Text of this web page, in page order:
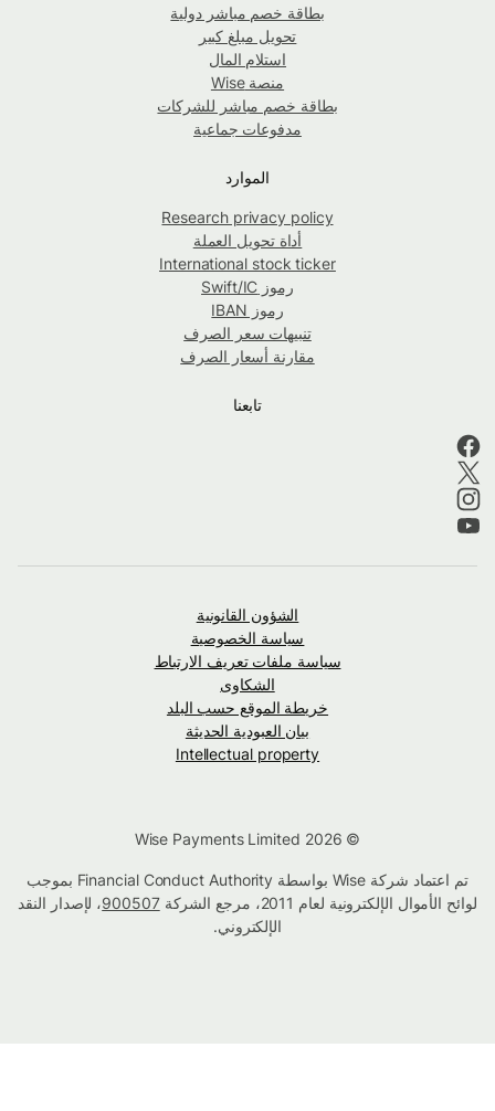
بطاقة خصم مباشر دولية
تحويل مبلغ كبير
استلام المال
منصة Wise
بطاقة خصم مباشر للشركات
مدفوعات جماعية
الموارد
Research privacy policy
أداة تحويل العملة
International stock ticker
رموز Swift/IC
رموز IBAN
تنبيهات سعر الصرف
مقارنة أسعار الصرف
تابعنا
الشؤون القانونية
سياسة الخصوصية
سياسة ملفات تعريف الارتباط
الشكاوى
خريطة الموقع حسب البلد
بيان العبودية الحديثة
Intellectual property
تم اعتماد شركة Wise بواسطة Financial Conduct Authority بموجب
لوائح الأموال الإلكترونية لعام 2011، مرجع الشركة
900507، لإصدار النقد
الإلكتروني.